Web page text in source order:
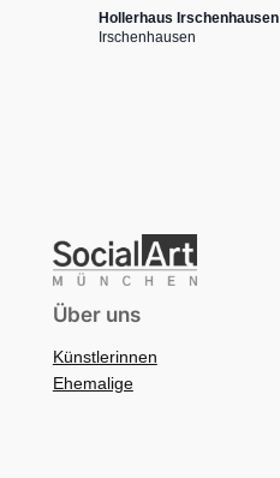
Hollerhaus Irschenhausen
Irschenhausen
Über uns
Künstlerinnen
Ehemalige